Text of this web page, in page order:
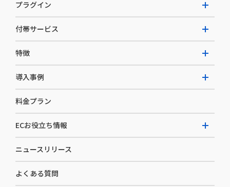
W2 Commerce Repeat
W2 Commerce BtoB
W2 Commerce Asia
プラグイン
AI buddy
付帯サービス
EC運用構築支援・運用支援
カスタマーサクセス
セキュリティ
デザイン制作
コンサルティング
特徴
選ばれる理由
開発体制
導入事例
導入企業一覧
料金プラン
ECお役立ち情報
お役立ち資料
ニュースリリース
よくある質問